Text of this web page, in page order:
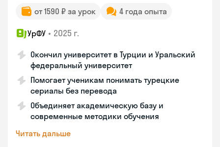
от 1590 ₽ за урок 4 года опыта
УрФУ • 2025 г.
Окончил университет в Турции и Уральский
федеральный университет
Помогает ученикам понимать турецкие
сериалы без перевода
Объединяет академическую базу и
современные методики обучения
Читать дальше